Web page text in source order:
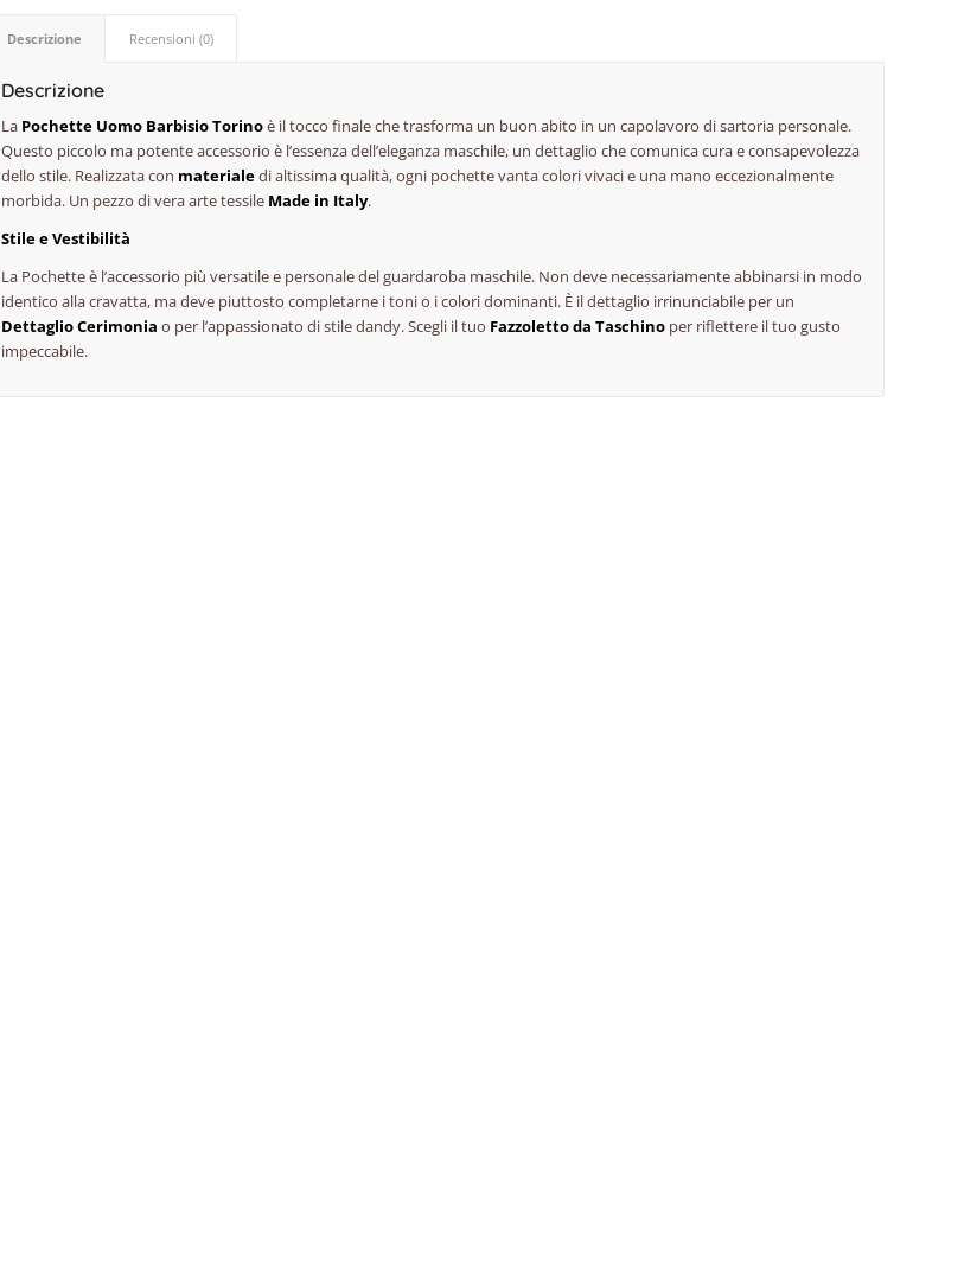
Descrizione Recensioni (0)
Descrizione
La Pochette Uomo Barbisio Torinoè il tocco finale che trasforma un buon abito in un capolavoro di sartoria personale.
Questo piccolo ma potente accessorio è l’essenza dell’eleganza maschile, un dettaglio che comunica cura e consapevolezza
dello stile. Realizzata con materialedi altissima qualità, ogni pochette vanta colori vivaci e una mano eccezionalmente
morbida. Un pezzo di vera arte tessile Made in Italy.
Stile e Vestibilità
La Pochette è l’accessorio più versatile e personale del guardaroba maschile. Non deve necessariamente abbinarsi in modo
identico alla cravatta, ma deve piuttosto completarne i toni o i colori dominanti. È il dettaglio irrinunciabile per un
Dettaglio Cerimonia o per l’appassionato di stile dandy. Scegli il tuo Fazzoletto da Taschino per riflettere il tuo gusto
impeccabile.